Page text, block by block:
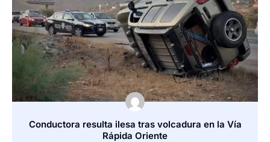
Conductora resulta ilesa tras volcadura en la Vía
Rápida Oriente